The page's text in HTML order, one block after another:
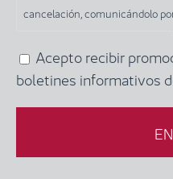
de
con
lo
dispuesto
los
cancelación, comunicándolo
CHECKPOINT SYSTEMS
Orio, 1 - Terrassa (Barcelona),
dirección: info-
Acepto recibir
boletines informativos